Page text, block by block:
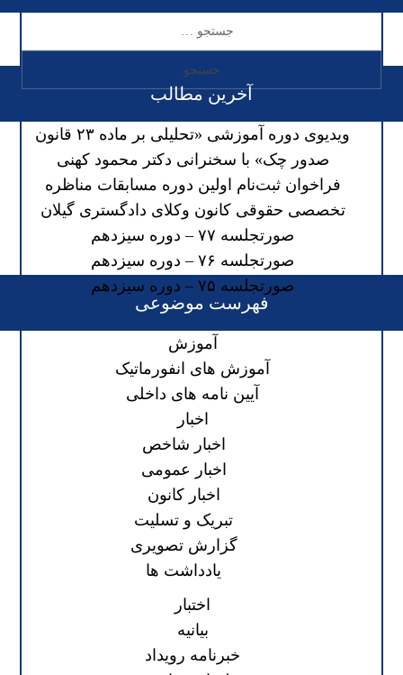
آخرین مطالب
ویدیوی دوره آموزشی «تحلیلی بر ماده ۲۳ قانون
صدور چک» با سخنرانی دکتر محمود کهنی
فراخوان ثبت‌نام اولین دوره مسابقات مناظره
تخصصی حقوقی کانون وکلای دادگستری گیلان
صورتجلسه ۷۷ – دوره سیزدهم
صورتجلسه ۷۶ – دوره سیزدهم
صورتجلسه ۷۵ – دوره سیزدهم
فهرست موضوعی
آموزش
آموزش های انفورماتیک
آیین نامه های داخلی
اخبار
اخبار شاخص
اخبار عمومی
اخبار کانون
تبریک و تسلیت
گزارش تصویری
یادداشت ها
اختبار
بیانیه
خبرنامه رویداد